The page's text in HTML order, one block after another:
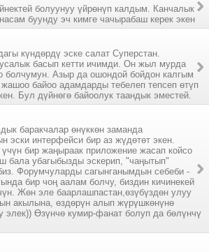
болуунуу үйрөнүп калдым. Канчалык
буунду эч кимге чачырабаш керек экен
күндөрдү эске салат Суперстан.
басып кетти ичимди. Он жыл мурда
болчумун. Азыр да ошондой бойдон калгым
жашоо байоо адамдарды тебелеп тепсеп өтүп
Бул дүйнөгө байоолук таандык эместей.
баракчалар өнүккөн заманда
эски интерфейси бир аз жүдөтөт экен.
бир жаңыраак приложение жасап койсо
бала убагыбызды эскерип, "чаңытып"
Форумчуларды сагынганымдын себеби -
бир чоң аалам болчу, биздин кичинекей
Жөн эле баарлашпастан,өзүбүздөн улуу
акылына, өздөрүн алып жүрүшкөнүнө
элек)) Өзүнчө кумир-фанат болуп да бөлүнчү